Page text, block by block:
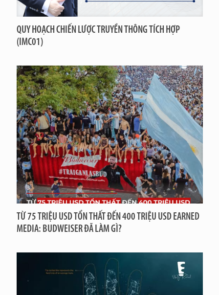
QUY HOẠCH CHIẾN LƯỢC TRUYỀN THÔNG TÍCH HỢP
(IMC01)
TỪ 75 TRIỆU USD TỔN THẤT ĐẾN 400 TRIỆU USD EARNED
MEDIA: BUDWEISER ĐÃ LÀM GÌ?